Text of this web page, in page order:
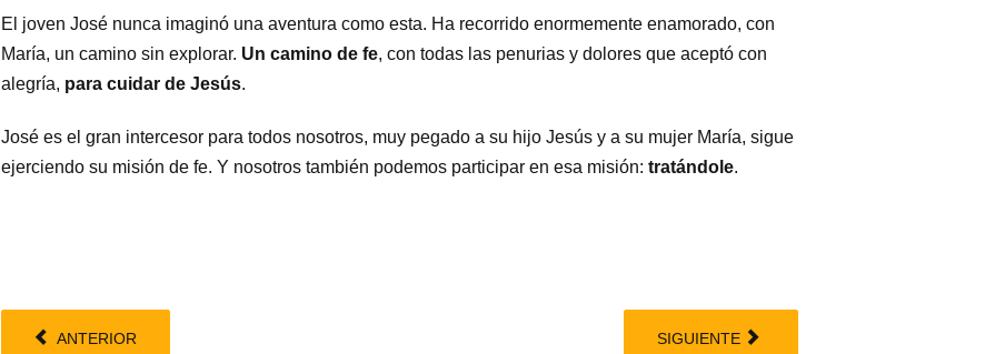
El joven José nunca imaginó una aventura como esta. Ha recorrido enormemente enamorado, con
María, un camino sin explorar. Un camino de fe, con todas las penurias y dolores que aceptó con
alegría, para cuidar de Jesús.
José es el gran intercesor para todos nosotros, muy pegado a su hijo Jesús y a su mujer María, sigue
ejerciendo su misión de fe. Y nosotros también podemos participar en esa misión: tratándole.
ANTERIOR SIGUIENTE